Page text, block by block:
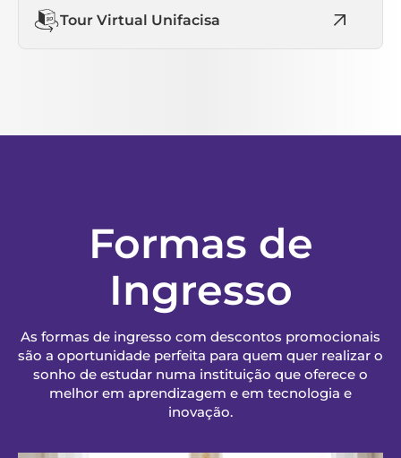
Tour Virtual Unifacisa
Formas de
Ingresso
As formas de ingresso com descontos promocionais
são a oportunidade perfeita para quem quer realizar o
sonho de estudar numa instituição que oferece o
melhor em aprendizagem e em tecnologia e
inovação.